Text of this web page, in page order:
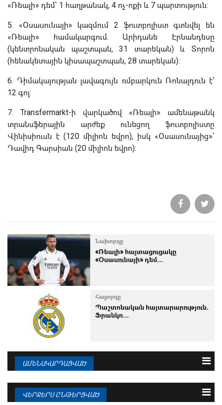
«Ռեալի» դեմ՝ 1 հաղթանակ, 4 ոչ-ոքի և 7 պարտություն:
5. «Օսասունայի» կազմում 2 ֆուտբոլիստ գտնվել են
«Ռեալի» համակարգում. Արիդանե Էրնանդեսը
(կենտրոնական պաշտպան, 31 տարեկան) և Տորոն
(հենակետային կիսապաշտպան, 28 տարեկան):
6. Դիմակայության լավագույն ռմբարկուն Ռոնալդուն է՝
12 գոլ:
7. Transfermarkt-ի վարկածով «Ռեալի» ամենաթանկ
տրանսֆերային արժեք ունեցող ֆուտբոլիստը
Վինիսիուսն է (120 միլիոն եվրո), իսկ «Օսասունայից»՝
Դավիդ Գարսիան (20 միլիոն եվրո):
Նախորդը
«Ռեալի» հայտացուցակը
«Օսասունայի» դեմ...
Հաջորդը
Պաշտոնական հայտարարություն.
Ֆրանկո...
ԱՄԵՆԱԿԱՐԴԱՑՎԱԾ
08.08.2026
ՎԵՐՋԵՐՍ ԸՆԹԵՐՑՎԱԾ